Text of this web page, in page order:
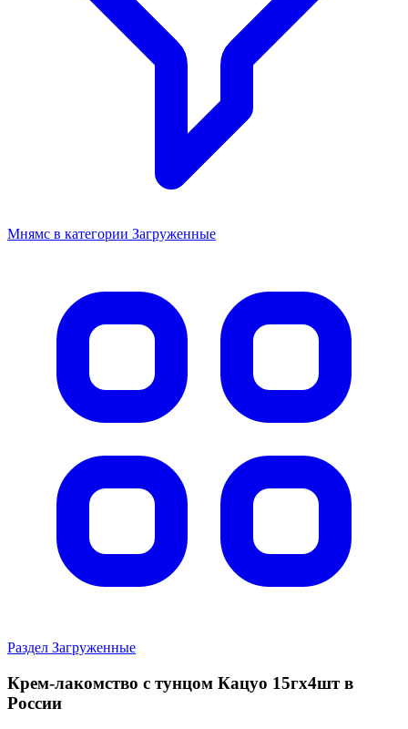
Мнямс в категории Загруженные
Раздел Загруженные
Крем-лакомство с тунцом Кацуо 15гх4шт в
России